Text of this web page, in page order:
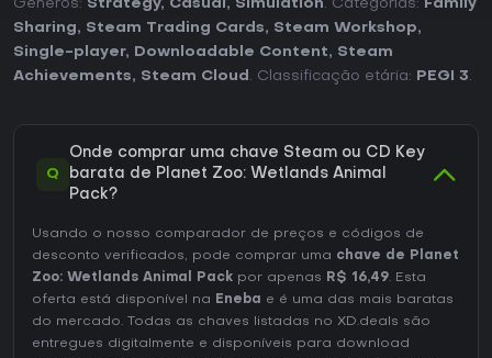
Géneros: Strategy, Casual , Simulation. Categorias:
Family
Sharing, Steam Trading Cards, Steam Workshop,
Single-player, Downloadable Content, Steam
Achievements, Steam Cloud . Classificação etária: PEGI 3.
Q
Onde comprar uma chave Steam ou CD Key
barata de Planet Zoo: Wetlands Animal
Pack?
Usando o nosso comparador de preços e códigos de
desconto verificados, pode comprar uma chave de Planet
Zoo: Wetlands Animal Pack por apenas R$ 16,49. Esta
oferta está disponível na Eneba e é uma das mais baratas
do mercado. Todas as chaves listadas no XD.deals são
entregues digitalmente e disponíveis para download